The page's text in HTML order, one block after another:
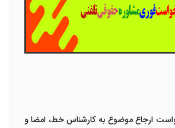
ارجاع موضوع به کارشناس خط، امضا و